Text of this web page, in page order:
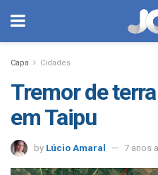
Capa Cidades
Tremor de
em Taipu
by Lúcio Amaral 7 anos